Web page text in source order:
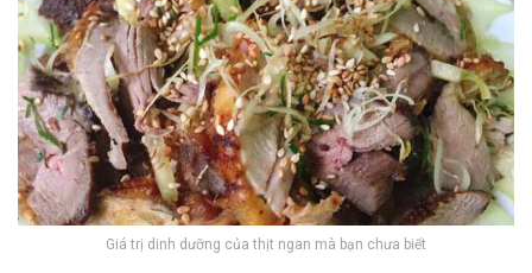
Giá trị dinh dưỡng của thịt ngan mà bạn chưa biết